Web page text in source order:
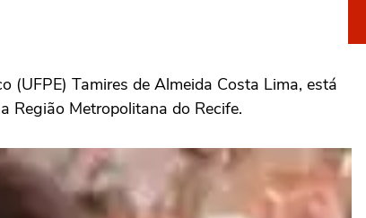
(UFPE) Tamires de Almeida Costa Lima, está
Região Metropolitana do Recife.